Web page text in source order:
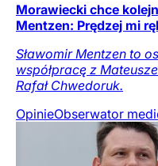
Morawiecki chce
Mentzen: Prędzej mi
Sławomir Mentzen to
współpracę z
Rafał Chwedoruk.
OpinieObserwator